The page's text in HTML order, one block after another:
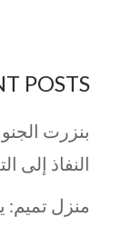
POSTS
بنزرت
النفاذ إلى
منزل تميم: